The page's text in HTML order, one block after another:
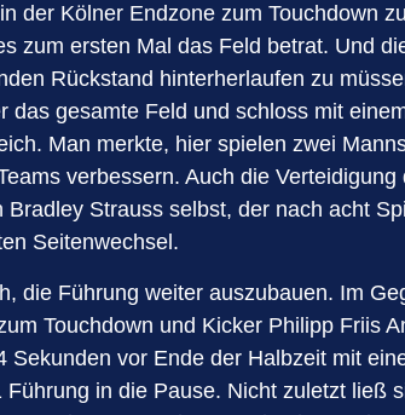
der Kölner Endzone zum Touchdown
zum ersten Mal das Feld betrat. Und
Rückstand hinterherlaufen zu
gesamte Feld und schloss mit
Man merkte, hier spielen zwei
verbessern. Auch die
Strauss selbst, der nach acht
Seitenwechsel.
die Führung weiter auszubauen. Im
Touchdown und Kicker Philipp Friis
vor Ende der Halbzeit mit
in die Pause. Nicht zuletzt ließ